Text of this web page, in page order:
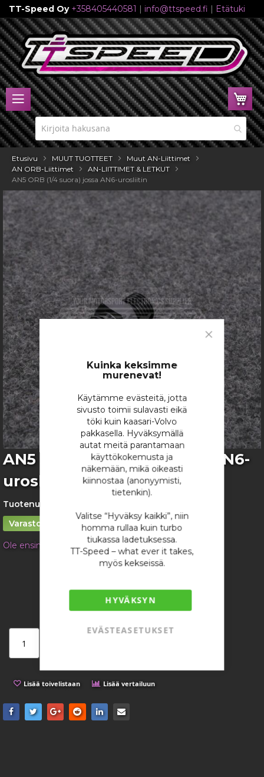
Close
Cookie
Kuinka keksimme
murenevat!
Käytämme evästeitä, jotta
sivusto toimii sulavasti eikä
töki kuin kaasari-Volvo
pakkasella. Hyväksymällä
autat meitä parantamaan
käyttökokemusta ja
näkemään, mikä oikeasti
kiinnostaa (anonyymisti,
tietenkin).
Valitse “Hyväksy kaikki”, niin
homma rullaa kuin turbo
tiukassa ladetuksessa.
TT-Speed – what ever it takes,
myös kekseissä.
HYVÄKSYN
EVÄSTEASETUKSET
TT-Speed Oy +358405440581 | info@ttspeed.fi | Etätuki
Skip
to
Content
Etusivu MUUT TUOTTEET
Muut AN-Liittimet
AN ORB-Liittimet
AN-LIITTIMET & LETKUT
AN5 ORB (1/4 suora) jossa AN6-urosliitin
Skip
the
end
of
the
images
gallery
Skip
to
the
beginning
of
images
AN5 ORB (1/4 suora) jossa AN6-
urosliitin
Tuotenumero:
Varastossa
Ole ensimmäinen tuotteen arvostelija
5,43 €
Lisää toivelistaan Lisää vertailuun